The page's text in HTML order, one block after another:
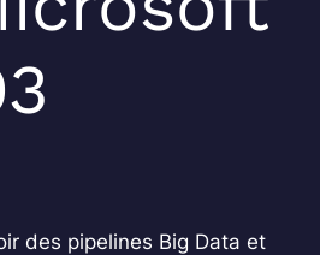
des pipelines Big Data et